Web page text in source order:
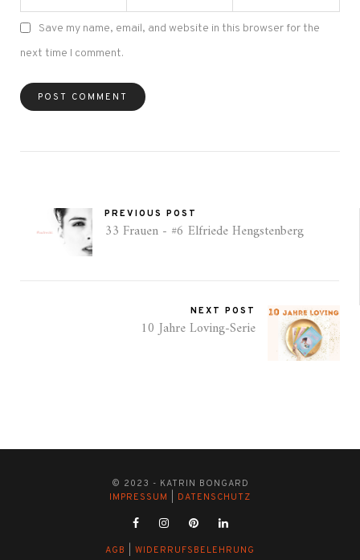
Save my name, email, and website in this browser for the
next time I comment.
PREVIOUS POST
33 Frauen - #6 Elfriede Hengstenberg
NEXT POST
10 Jahre Loving-Serie
© 2023 - KATRIN BONGARD
IMPRESSUM
DATENSCHUTZ
AGB
WIDERRUFSBELEHRUNG